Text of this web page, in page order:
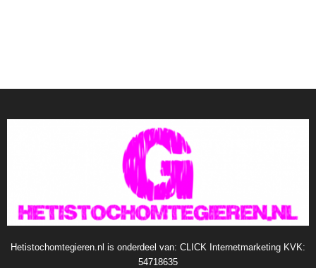
Hetistochomtegieren.nl is onderdeel van: CLICK Internetmarketing KVK:
54718635